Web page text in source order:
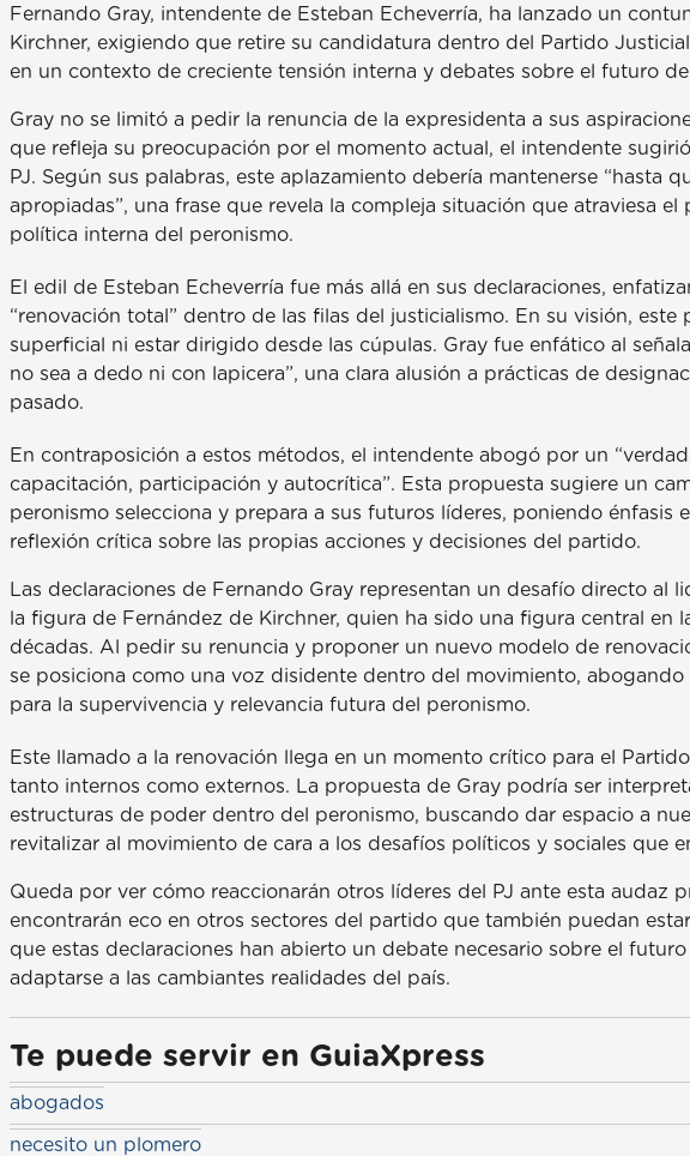
Fernando Gray, intendente de Esteban Echeverría, ha lanzado un
Kirchner, exigiendo que retire su candidatura dentro del Partido
en un contexto de creciente tensión interna y debates sobre el futuro
Gray no se limitó a pedir la renuncia de la expresidenta a sus
que refleja su preocupación por el momento actual, el intendente
PJ. Según sus palabras, este aplazamiento debería mantenerse “hasta
apropiadas”, una frase que revela la compleja situación que atraviesa
política interna del peronismo.
El edil de Esteban Echeverría fue más allá en sus declaraciones,
“renovación total” dentro de las filas del justicialismo. En su visión,
superficial ni estar dirigido desde las cúpulas. Gray fue enfático al
no sea a dedo ni con lapicera”, una clara alusión a prácticas de
pasado.
En contraposición a estos métodos, el intendente abogó por un
capacitación, participación y autocrítica”. Esta propuesta sugiere un
peronismo selecciona y prepara a sus futuros líderes, poniendo énfasis
reflexión crítica sobre las propias acciones y decisiones del partido.
Las declaraciones de Fernando Gray representan un desafío directo al
la figura de Fernández de Kirchner, quien ha sido una figura central en
décadas. Al pedir su renuncia y proponer un nuevo modelo de
se posiciona como una voz disidente dentro del movimiento,
para la supervivencia y relevancia futura del peronismo.
Este llamado a la renovación llega en un momento crítico para el
tanto internos como externos. La propuesta de Gray podría ser
estructuras de poder dentro del peronismo, buscando dar espacio a
revitalizar al movimiento de cara a los desafíos políticos y sociales que
Queda por ver cómo reaccionarán otros líderes del PJ ante esta audaz
encontrarán eco en otros sectores del partido que también puedan
que estas declaraciones han abierto un debate necesario sobre el
adaptarse a las cambiantes realidades del país.
Te puede servir en GuiaXpress
abogados
necesito un plomero